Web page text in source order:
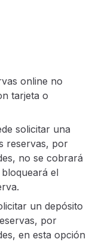
online no
tarjeta o
solicitar una
reservas, por
no se cobrará
el
un depósito
por
en esta opción